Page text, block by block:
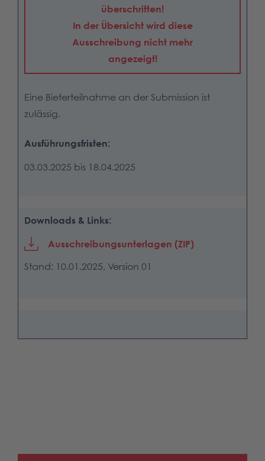
überschritten!
In der Übersicht wird diese
Ausschreibung nicht mehr
angezeigt!
Eine Bieterteilnahme an der Submission ist
zulässig.
Ausführungsfristen:
03.03.2025 bis 18.04.2025
Downloads & Links:
Ausschreibungsunterlagen (ZIP)
Stand: 10.01.2025, Version 01